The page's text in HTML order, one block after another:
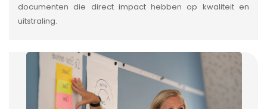
documenten die direct impact hebben op kwaliteit en
uitstraling.